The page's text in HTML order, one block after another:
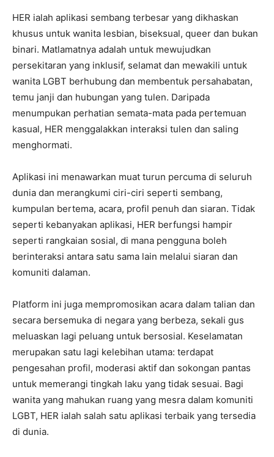
HER ialah aplikasi sembang terbesar yang dikhaskan
khusus untuk wanita lesbian, biseksual, queer dan bukan
binari. Matlamatnya adalah untuk mewujudkan
persekitaran yang inklusif, selamat dan mewakili untuk
wanita LGBT berhubung dan membentuk persahabatan,
temu janji dan hubungan yang tulen. Daripada
menumpukan perhatian semata-mata pada pertemuan
kasual, HER menggalakkan interaksi tulen dan saling
menghormati.
Aplikasi ini menawarkan muat turun percuma di seluruh
dunia dan merangkumi ciri-ciri seperti sembang,
kumpulan bertema, acara, profil penuh dan siaran. Tidak
seperti kebanyakan aplikasi, HER berfungsi hampir
seperti rangkaian sosial, di mana pengguna boleh
berinteraksi antara satu sama lain melalui siaran dan
komuniti dalaman.
Platform ini juga mempromosikan acara dalam talian dan
secara bersemuka di negara yang berbeza, sekali gus
meluaskan lagi peluang untuk bersosial. Keselamatan
merupakan satu lagi kelebihan utama: terdapat
pengesahan profil, moderasi aktif dan sokongan pantas
untuk memerangi tingkah laku yang tidak sesuai. Bagi
wanita yang mahukan ruang yang mesra dalam komuniti
LGBT, HER ialah salah satu aplikasi terbaik yang tersedia
di dunia.